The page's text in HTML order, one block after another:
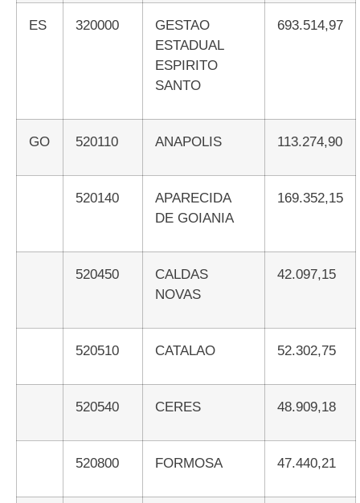
ES 320000
GESTAO
ESTADUAL
ESPIRITO
SANTO
693.514,97
GO 520110 ANAPOLIS 113.274,90
520140
APARECIDA
DE GOIANIA
169.352,15
520450
CALDAS
NOVAS
42.097,15
520510 CATALAO 52.302,75
520540 CERES 48.909,18
520800 FORMOSA 47.440,21